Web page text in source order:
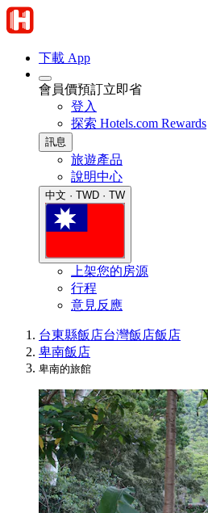
下載 App
會員價預訂立即省
登入
探索 Hotels.com Rewards
訊息
旅遊產品
說明中心
中文 · TWD · TW
上架您的房源
行程
意見反應
台東縣飯店台灣飯店飯店
卑南飯店
卑南的旅館